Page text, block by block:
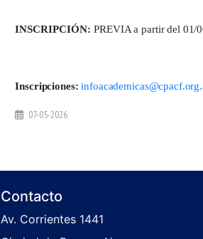
INSCRIPCIÓN:PREVIA a partir del 01/
Inscripciones:
07-05-2026
Contacto
Av. Corrientes 1441